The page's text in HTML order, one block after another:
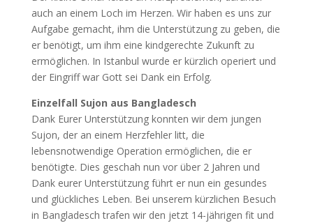
auch an einem Loch im Herzen. Wir haben es uns zur
Aufgabe gemacht, ihm die Unterstützung zu geben, die
er benötigt, um ihm eine kindgerechte Zukunft zu
ermöglichen. In Istanbul wurde er kürzlich operiert und
der Eingriff war Gott sei Dank ein Erfolg.
Einzelfall Sujon aus Bangladesch
Dank Eurer Unterstützung konnten wir dem jungen
Sujon, der an einem Herzfehler litt, die
lebensnotwendige Operation ermöglichen, die er
benötigte. Dies geschah nun vor über 2 Jahren und
Dank eurer Unterstützung führt er nun ein gesundes
und glückliches Leben. Bei unserem kürzlichen Besuch
in Bangladesch trafen wir den jetzt 14-jährigen fit und